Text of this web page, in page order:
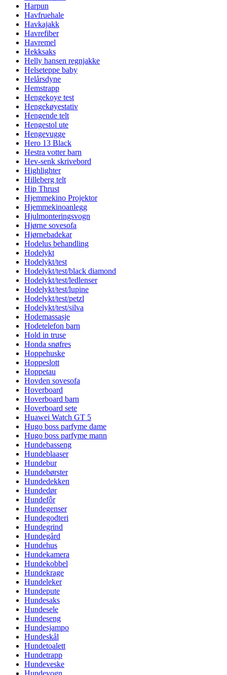
Harpun
Havfruehale
Havkajakk
Havrefiber
Havremel
Hekksaks
Helly hansen regnjakke
Helseteppe baby
Helårsdyne
Hemstrapp
Hengekoye test
Hengekøyestativ
Hengende telt
Hengestol ute
Hengevugge
Hero 13 Black
Hestra votter barn
Hev-senk skrivebord
Highlighter
Hilleberg telt
Hip Thrust
Hjemmekino Projektor
Hjemmekinoanlegg
Hjulmonteringsvogn
Hjørne sovesofa
Hjørnebadekar
Hodelus behandling
Hodelykt
Hodelykt/test
Hodelykt/test/black diamond
Hodelykt/test/ledlenser
Hodelykt/test/lupine
Hodelykt/test/petzl
Hodelykt/test/silva
Hodemassasje
Hodetelefon barn
Hold in truse
Honda snøfres
Hoppehuske
Hoppeslott
Hoppetau
Hovden sovesofa
Hoverboard
Hoverboard barn
Hoverboard sete
Huawei Watch GT 5
Hugo boss parfyme dame
Hugo boss parfyme mann
Hundebasseng
Hundeblaaser
Hundebur
Hundebørster
Hundedekken
Hundedør
Hundefôr
Hundegenser
Hundegodteri
Hundegrind
Hundegård
Hundehus
Hundekamera
Hundekobbel
Hundekrage
Hundeleker
Hundepute
Hundesaks
Hundesele
Hundeseng
Hundesjampo
Hundeskål
Hundetoalett
Hundetrapp
Hundeveske
Hundevogn